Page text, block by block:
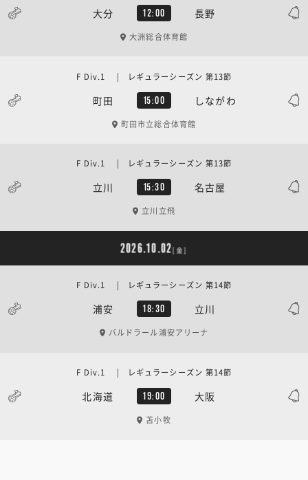
大分 12:00 長野
大洲総合体育館
町田 15:00 しながわ
F Div.1 | レギュラーシーズン 第13節
町田市立総合体育館
立川 15:30 名古屋
F Div.1 | レギュラーシーズン 第13節
立川立飛
2026.10.02[金]
浦安 18:30 立川
F Div.1 | レギュラーシーズン 第14節
バルドラール浦安アリーナ
北海道 19:00 大阪
F Div.1 | レギュラーシーズン 第14節
苫小牧